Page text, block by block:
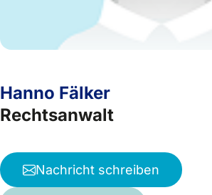
Hanno Fälker
Rechtsanwalt
Nachricht schreiben